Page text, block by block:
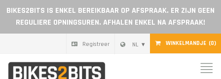
BIKES2BITS IS ENKEL BEREIKBAAR OP AFSPRAAK. ER ZIJN GEEN
REGULIERE OPNINGSUREN. AFHALEN ENKEL NA AFSPRAAK!
WINKELMANDJE (0)
NL
Registreer
Home